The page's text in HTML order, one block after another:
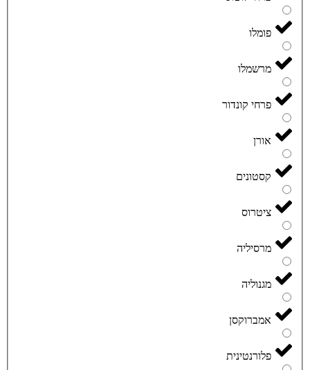
פומלו
מרשמלו
פרחי קונדור
אורן
קסטונים
ציטרוס
מרסיליה
מגנוליה
אמברוקסן
פלורנטינית